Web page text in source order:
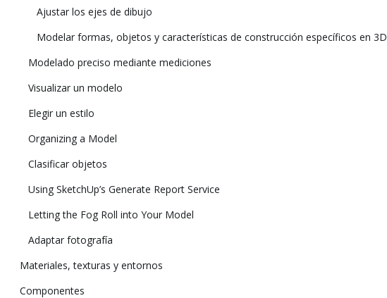
Ajustar los ejes de dibujo
Modelar formas, objetos y características de construcción específicos en 3D
Modelado preciso mediante mediciones
Visualizar un modelo
Elegir un estilo
Organizing a Model
Clasificar objetos
Using SketchUp’s Generate Report Service
Letting the Fog Roll into Your Model
Adaptar fotografía
Materiales, texturas y entornos
Componentes